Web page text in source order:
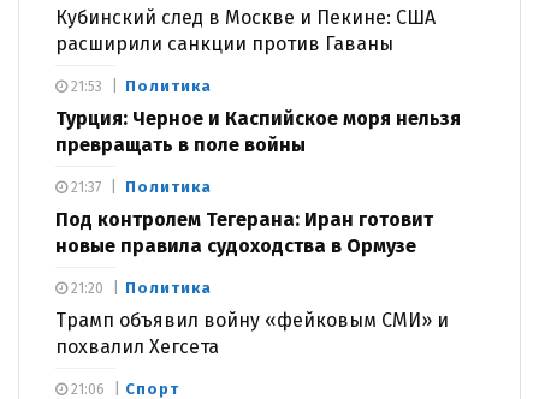
Кубинский след в Москве и Пекине: США
расширили санкции против Гаваны
Политика
Турция: Черное и Каспийское моря нельзя
превращать в поле войны
21:53
Политика
Под контролем Тегерана: Иран готовит
новые правила судоходства в Ормузе
21:37
Политика
Трамп объявил войну «фейковым СМИ» и
похвалил Хегсета
21:20
Спорт
21:06